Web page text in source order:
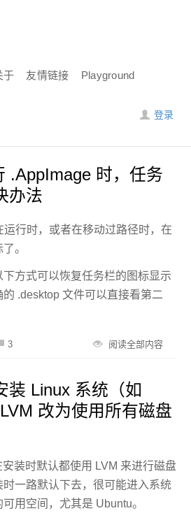
于 友情链接 Playground
登录
.AppImage 时，任务
办法
运行时，或者在移动过路径时，在
。
方式可以恢复任务栏的图标显示
的 .desktop 文件可以直接看第二
阅读全部内容
3
装 Linux 系统（如
改为使用所有磁盘
装时默认都使用 LVM 来进行磁盘
一路默认下去，很可能进入系统
用空间，尤其是 Ubuntu。